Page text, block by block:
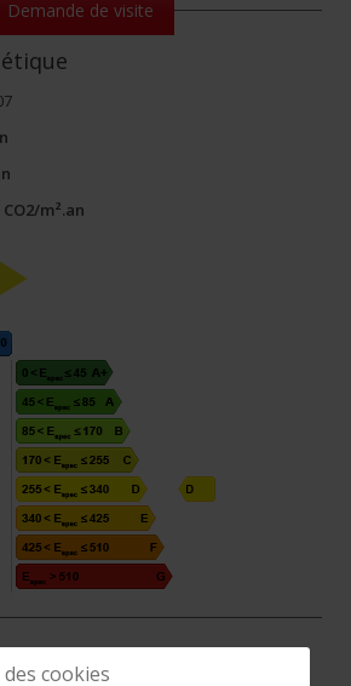
Demande de visite
CO2/m².an
cookies